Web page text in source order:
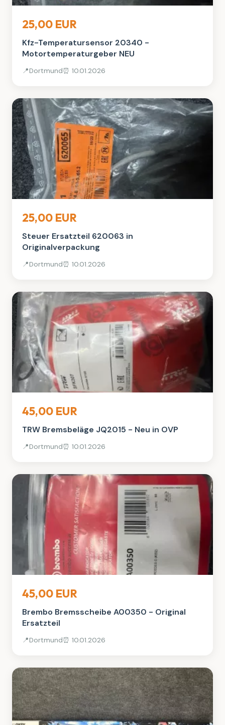
25,00 EUR
Kfz-Temperatursensor 20340 -
Motortemperaturgeber NEU
📍Dortmund⏰ 10.01.2026
25,00 EUR
Steuer Ersatzteil 620063 in
Originalverpackung
📍Dortmund⏰ 10.01.2026
45,00 EUR
TRW Bremsbeläge JQ2015 - Neu in OVP
📍Dortmund⏰ 10.01.2026
45,00 EUR
Brembo Bremsscheibe A00350 - Original
Ersatzteil
📍Dortmund⏰ 10.01.2026